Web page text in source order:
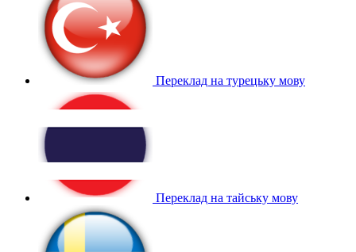
Переклад на турецьку мову
Переклад на тайську мову